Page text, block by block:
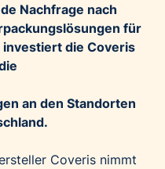
Nachfrage nach
für
die Coveris
an den Standorten
Coveris nimmt